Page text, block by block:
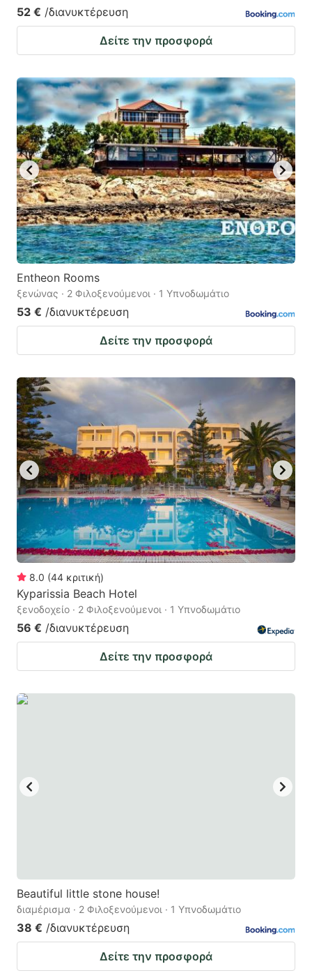
52 € /διανυκτέρευση
Δείτε την προσφορά
Entheon Rooms
ξενώνας · 2 Φιλοξενούμενοι · 1 Υπνοδωμάτιο
53 € /διανυκτέρευση
Δείτε την προσφορά
8.0 (44 κριτική)
Kyparissia Beach Hotel
ξενοδοχείο · 2 Φιλοξενούμενοι · 1 Υπνοδωμάτιο
56 € /διανυκτέρευση
Δείτε την προσφορά
Beautiful little stone house!
διαμέρισμα · 2 Φιλοξενούμενοι · 1 Υπνοδωμάτιο
38 € /διανυκτέρευση
Δείτε την προσφορά